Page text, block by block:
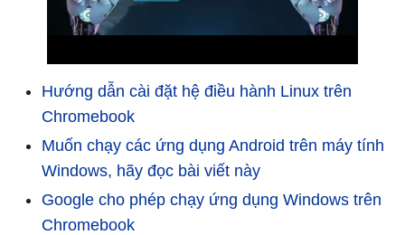
Hướng dẫn cài đặt hệ điều hành Linux trên
Chromebook
Muốn chạy các ứng dụng Android trên máy tính
Windows, hãy đọc bài viết này
Google cho phép chạy ứng dụng Windows trên
Chromebook